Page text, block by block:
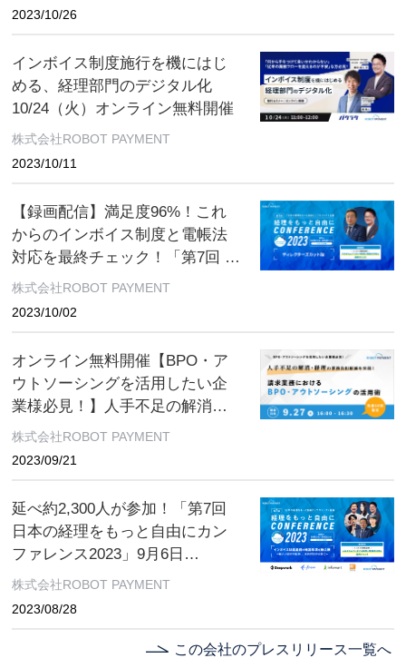
2023/10/26
インボイス制度施行を機にはじ
める、経理部門のデジタル化
10/24（火）オンライン無料開催
株式会社ROBOT PAYMENT
2023/10/11
【録画配信】満足度96%！これ
からのインボイス制度と電帳法
対応を最終チェック！「第7回 日
本の経理をもっと自由にカンフ
株式会社ROBOT PAYMENT
2023/10/02
オンライン無料開催【BPO・ア
ウトソーシングを活用したい企
業様必見！】人手不足の解消・
経理の業務負担軽減を実現！請
株式会社ROBOT PAYMENT
2023/09/21
延べ約2,300人が参加！「第7回
日本の経理をもっと自由にカン
ファレンス2023」9月6日
（水）〜9月13日（水）オンライ
株式会社ROBOT PAYMENT
2023/08/28
この会社のプレスリリース一覧へ